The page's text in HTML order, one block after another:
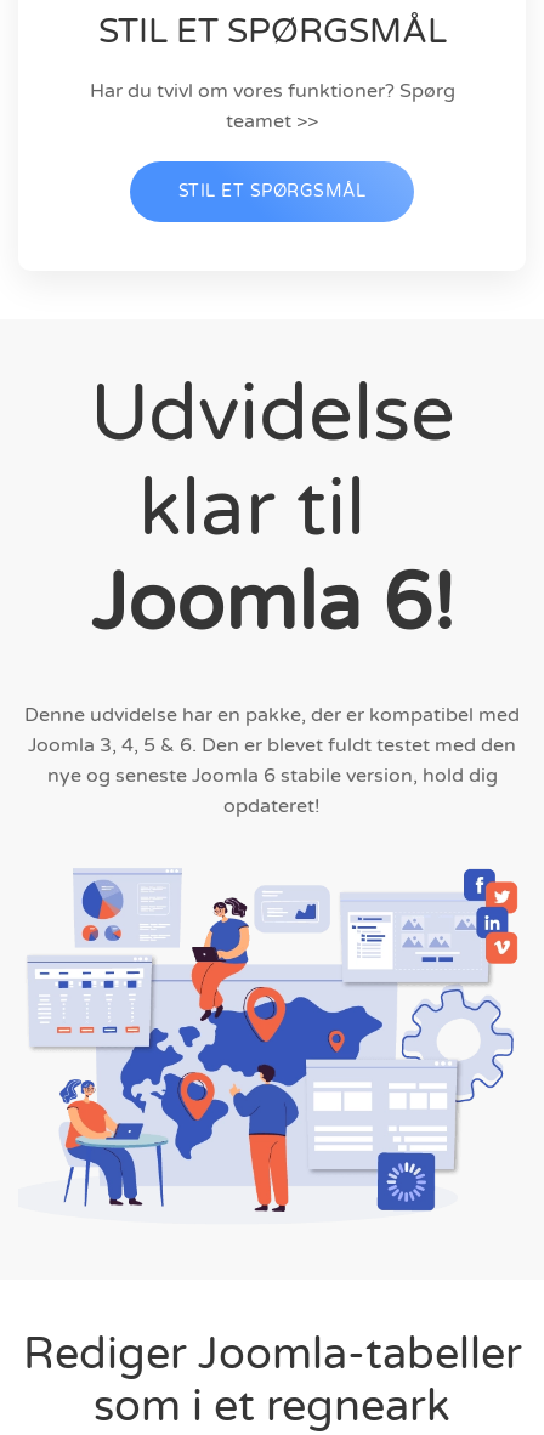
STIL ET SPØRGSMÅL
Har du tvivl om vores funktioner? Spørg
teamet >>
STIL ET SPØRGSMÅL
Udvidelse
klar til
Joomla 6!
Denne udvidelse har en pakke, der er kompatibel med
Joomla 3, 4, 5 & 6. Den er blevet fuldt testet med den
nye og seneste Joomla 6 stabile version, hold dig
opdateret!
Rediger Joomla-tabeller
som i et regneark